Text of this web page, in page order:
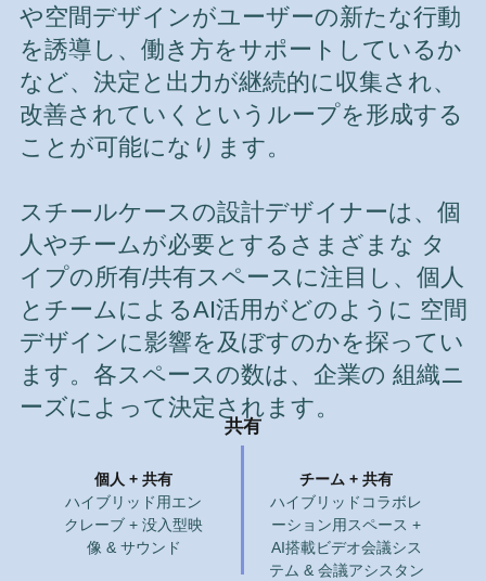
や空間デザインがユーザーの新たな行動
を誘導し、働き方をサポートしているか
など、決定と出力が継続的に収集され、
改善されていくというループを形成する
ことが可能になります。
スチールケースの設計デザイナーは、個
人やチームが必要とするさまざまな タ
イプの所有/共有スペースに注目し、個人
とチームによるAI活用がどのように 空間
デザインに影響を及ぼすのかを探ってい
ます。各スペースの数は、企業の 組織ニ
ーズによって決定されます。
共有
個人 + 共有
ハイブリッド用エン
クレーブ + 没入型映
像 & サウンド
チーム + 共有
ハイブリッドコラボレ
ーション用スペース +
AI搭載ビデオ会議シス
テム & 会議アシスタン